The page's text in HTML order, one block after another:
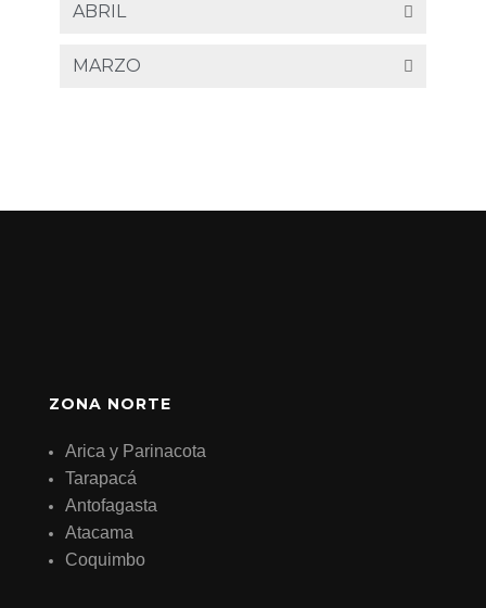
ABRIL
MARZO
ZONA NORTE
Arica y Parinacota
Tarapacá
Antofagasta
Atacama
Coquimbo